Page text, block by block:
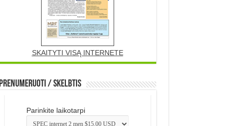
SKAITYTI VISĄ INTERNETE
Prenumeruoti / Skelbtis
Parinkite laikotarpi